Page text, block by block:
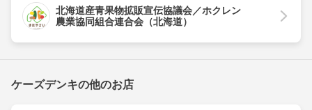
北海道産青果物拡販宣伝協議会／ホクレン
農業協同組合連合会（北海道）
ケーズデンキの他のお店